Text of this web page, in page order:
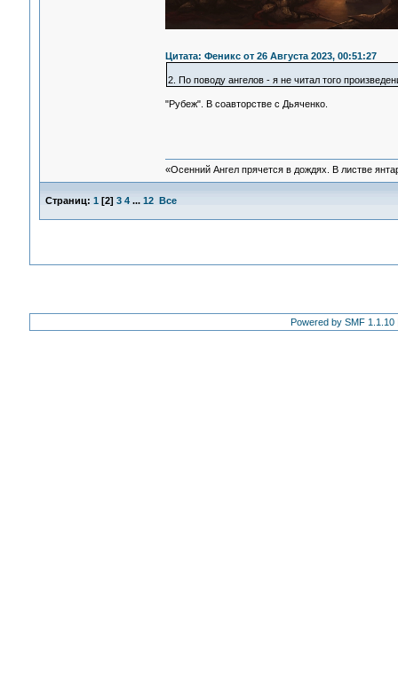
Цитата: Феникс от 26 Августа 2023, 00:51:27
2. По поводу ангелов - я не читал того
"Рубеж". В соавторстве с Дьяченко.
«Осенний Ангел прячется в дождях. В листве
Страниц: 1 [2] 3 4 ... 12 Все
Powered by SMF 1.1.10